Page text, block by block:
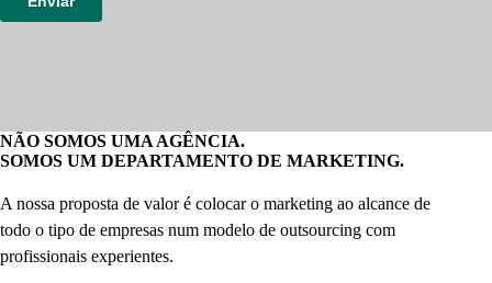
NÃO SOMOS UMA AGÊNCIA.
SOMOS UM DEPARTAMENTO DE MARKETING.
A nossa proposta de valor é colocar o marketing ao alcance de
todo o tipo de empresas num modelo de outsourcing com
profissionais experientes.